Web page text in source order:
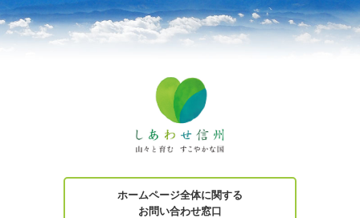
ホームページ全体に関する
お問い合わせ窓口